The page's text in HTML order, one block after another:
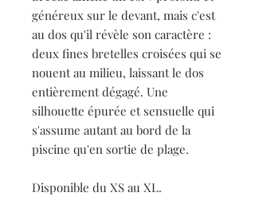
généreux sur le devant, mais c'est
au dos qu'il révèle son caractère :
deux fines bretelles croisées qui se
nouent au milieu, laissant le dos
entièrement dégagé. Une
silhouette épurée et sensuelle qui
s'assume autant au bord de la
piscine qu'en sortie de plage.
Disponible du XS au XL.